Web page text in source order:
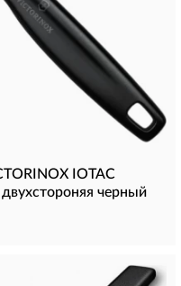
IOTAС
черный